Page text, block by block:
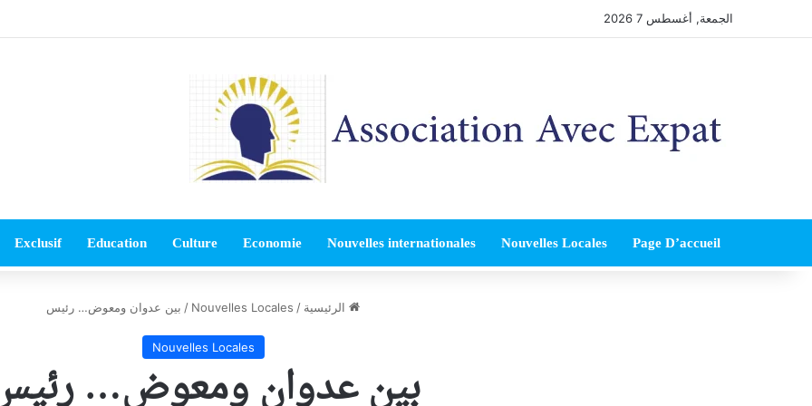
الجمعة, أغسطس 7 2026
Page D’accueil
Nouvelles Locales
Nouvelles internationales
Economie
Culture
Education
Exclusif
الرئيسية /
Nouvelles Locales
/ بين عدوان ومعوض… رئيس
Nouvelles Locales
بين عدوان ومعوض…